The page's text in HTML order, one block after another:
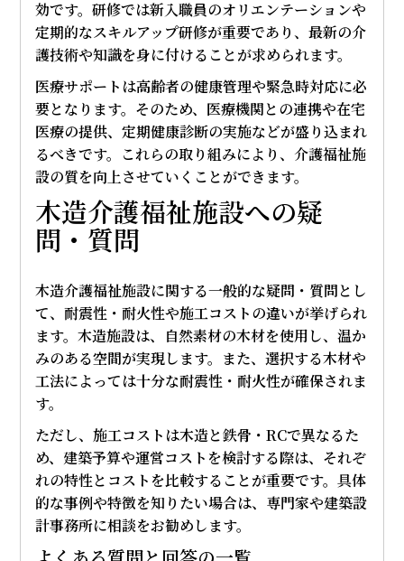
効です。研修では新入職員のオリエンテーションや
定期的なスキルアップ研修が重要であり、最新の介
護技術や知識を身に付けることが求められます。
医療サポートは高齢者の健康管理や緊急時対応に必
要となります。そのため、医療機関との連携や在宅
医療の提供、定期健康診断の実施などが盛り込まれ
るべきです。これらの取り組みにより、介護福祉施
設の質を向上させていくことができます。
木造介護福祉施設への疑
問・質問
木造介護福祉施設に関する一般的な疑問・質問とし
て、耐震性・耐火性や施工コストの違いが挙げられ
ます。木造施設は、自然素材の木材を使用し、温か
みのある空間が実現します。また、選択する木材や
工法によっては十分な耐震性・耐火性が確保されま
す。
ただし、施工コストは木造と鉄骨・RCで異なるた
め、建築予算や運営コストを検討する際は、それぞ
れの特性とコストを比較することが重要です。具体
的な事例や特徴を知りたい場合は、専門家や建築設
計事務所に相談をお勧めします。